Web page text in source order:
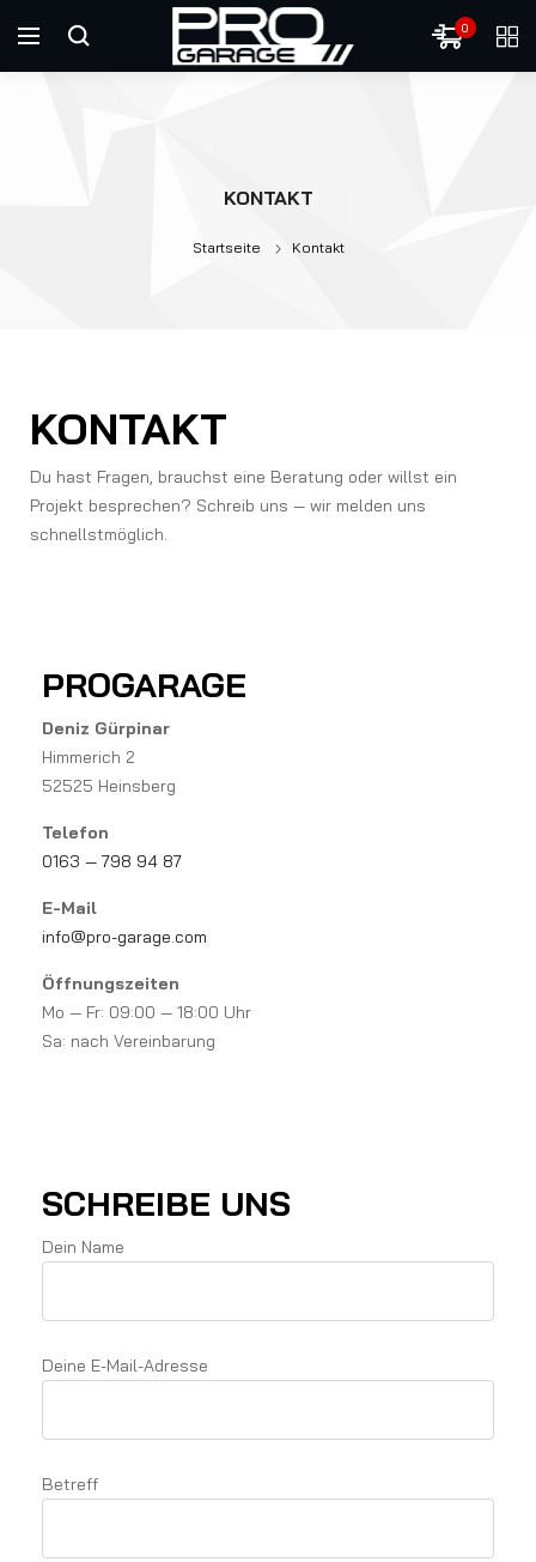
0
KONTAKT
Startseite Kontakt
KONTAKT
Du hast Fragen, brauchst eine Beratung oder willst ein
Projekt besprechen? Schreib uns — wir melden uns
schnellstmöglich.
PROGARAGE
Deniz Gürpinar
Himmerich 2
52525 Heinsberg
Telefon
0163 — 798 94 87
E-Mail
info@pro-garage.com
Öffnungszeiten
Mo — Fr: 09:00 — 18:00 Uhr
Sa: nach Vereinbarung
SCHREIBE UNS
Dein Name
Deine E-Mail-Adresse
Betreff